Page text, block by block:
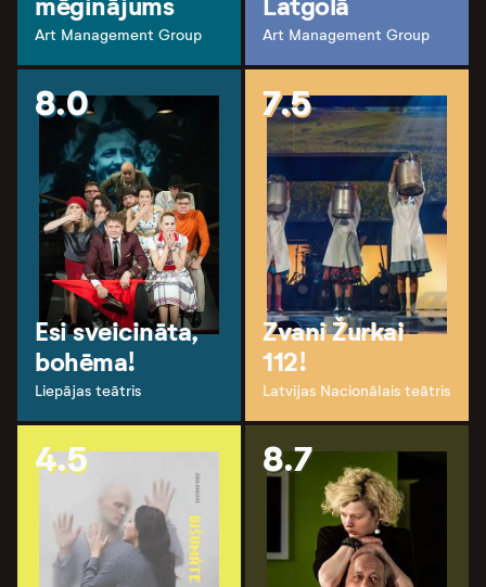
Art Management Group Art Management Group
8.0
Esi sveicināta,
bohēma!
Liepājas teātris
7.5
Zvani Žurkai
112!
Latvijas Nacionālais teātris
4.5 8.7